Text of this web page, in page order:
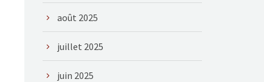
août 2025
juillet 2025
juin 2025